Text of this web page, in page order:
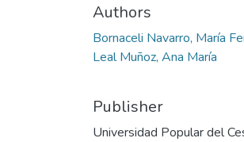
Authors
Bornaceli Navarro, María
Leal Muñoz, Ana María
Publisher
Universidad Popular del